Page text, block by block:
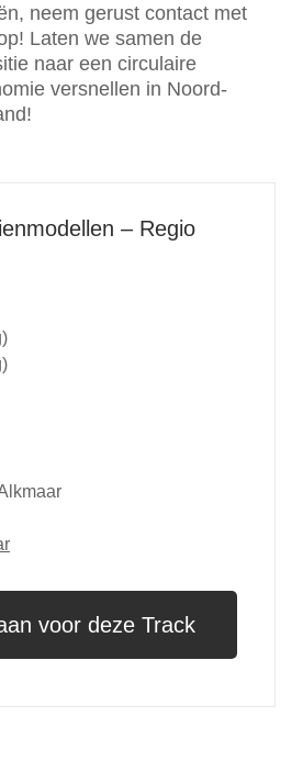
neem gerust contact met
Laten we samen de
naar een circulaire
versnellen in Noord-
– Regio
voor deze Track